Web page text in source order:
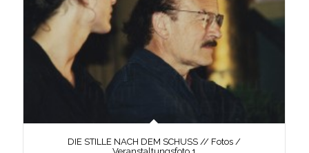
DIE STILLE NACH DEM SCHUSS // Fotos /